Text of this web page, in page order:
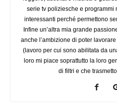
serie tv poliziesche e programmi
interessanti perché permettono
Infine un’altra mia grande
anche l’ambizione di poter
(lavoro per cui sono abilitata da
loro mi piace soprattutto la loro
di filtri e che